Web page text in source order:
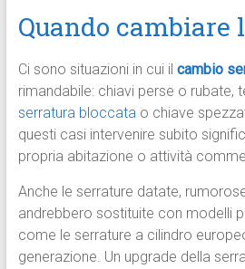
Quando cambiare
Ci sono situazioni in cui il cambio
rimandabile: chiavi perse o rubate,
serratura bloccatao chiave
questi casi intervenire subito
propria abitazione o attività
Anche le serrature datate,
andrebbero sostituite con modelli
come le serrature a cilindro
generazione. Un upgrade della